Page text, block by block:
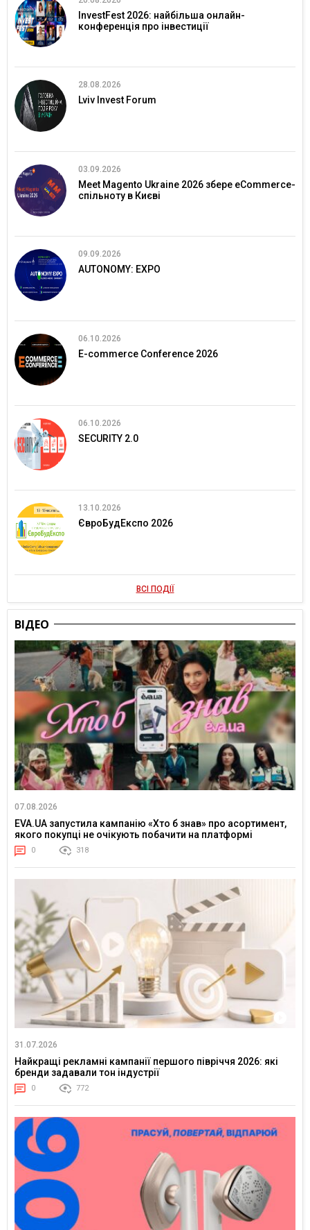
InvestFest 2026: найбільша онлайн-
конференція про інвестиції
28.08.2026
Lviv Invest Forum
03.09.2026
Meet Magento Ukraine 2026 збере eCommerce-
спільноту в Києві
09.09.2026
AUTONOMY: EXPO
06.10.2026
E-commerce Conference 2026
06.10.2026
SECURITY 2.0
13.10.2026
ЄвроБудЕкспо 2026
ВСІ ПОДІЇ
ВІДЕО
07.08.2026
EVA.UA запустила кампанію «Хто б знав» про асортимент,
якого покупці не очікують побачити на платформі
0 318
31.07.2026
Найкращі рекламні кампанії першого півріччя 2026: які
бренди задавали тон індустрії
0 772